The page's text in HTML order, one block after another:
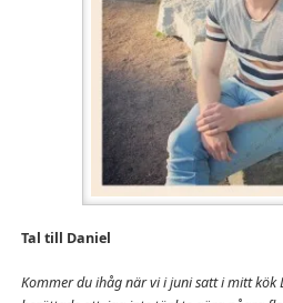
Tal till Daniel
Kommer du ihåg när vi i juni satt i mitt kök